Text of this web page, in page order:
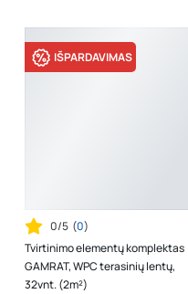
IŠPARDAVIMAS
0/5 (0)
Tvirtinimo elementų komplektas
GAMRAT, WPC terasinių lentų,
32vnt. (2m²)